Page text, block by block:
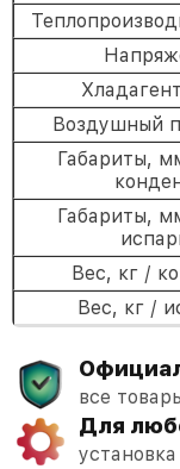
Воздушный
Габариты,
Габариты,
Вес, кг /
Вес, кг /
все
Для